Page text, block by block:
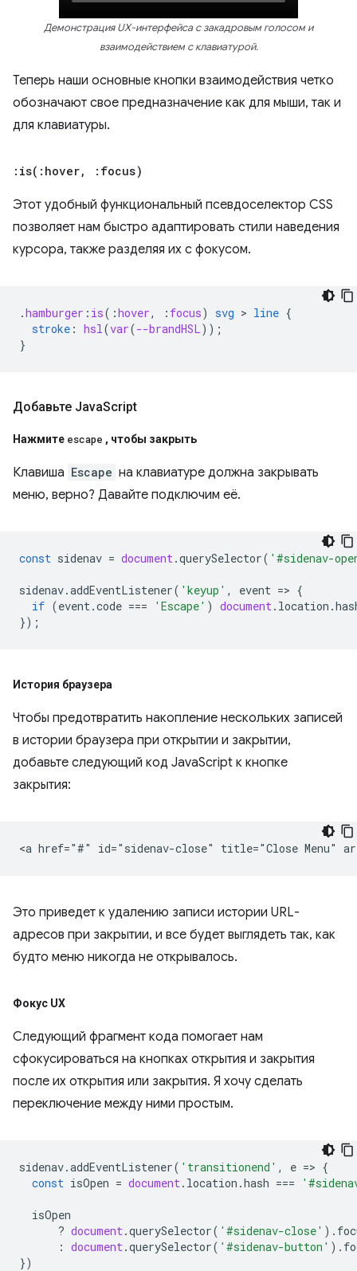
Демонстрация UX-интерфейса с закадровым голосом и
взаимодействием с клавиатурой.
Теперь наши основные кнопки взаимодействия четко
обозначают свое предназначение как для мыши, так и
для клавиатуры.
: is( :hover, :focus)
Этот удобный функциональный псевдоселектор CSS
позволяет нам быстро адаптировать стили наведения
курсора, также разделяя их с фокусом.
.hamburger : is( :hover, : focus) svg > line {
stroke : hsl(var(--brandHSL));
}
Добавьте JavaScript
Нажмите escape , чтобы закрыть
Клавиша Escape на клавиатуре должна закрывать
меню, верно? Давайте подключим её.
const sidenav = document.querySelector( '#sidenav-
sidenav.addEventListener( 'keyup' , event => {
if (event.code === 'Escape' ) document. location .
});
История браузера
Чтобы предотвратить накопление нескольких записей
в истории браузера при открытии и закрытии,
добавьте следующий код JavaScript к кнопке
закрытия:
Это приведет к удалению записи истории URL-
адресов при закрытии, и все будет выглядеть так, как
будто меню никогда не открывалось.
Фокус UX
Следующий фрагмент кода помогает нам
сфокусироваться на кнопках открытия и закрытия
после их открытия или закрытия. Я хочу сделать
переключение между ними простым.
sidenav.addEventListener( 'transitionend' , e => {
const isOpen = document. location .hash ===
isOpen
? document.querySelector( '#sidenav-close' ).
: document.querySelector( '#sidenav-button' ).
})